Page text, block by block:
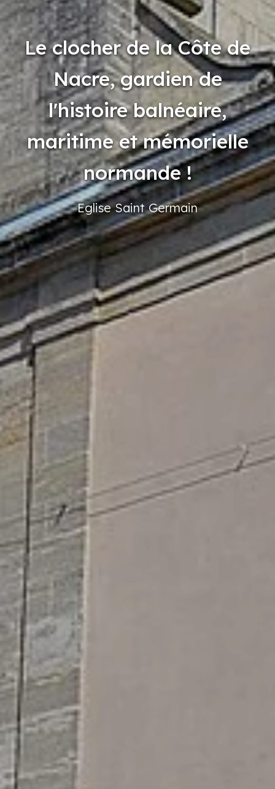
Le clocher de la Côte de
Nacre, gardien de
l'histoire balnéaire,
maritime et mémorielle
normande !
Eglise Saint Germain